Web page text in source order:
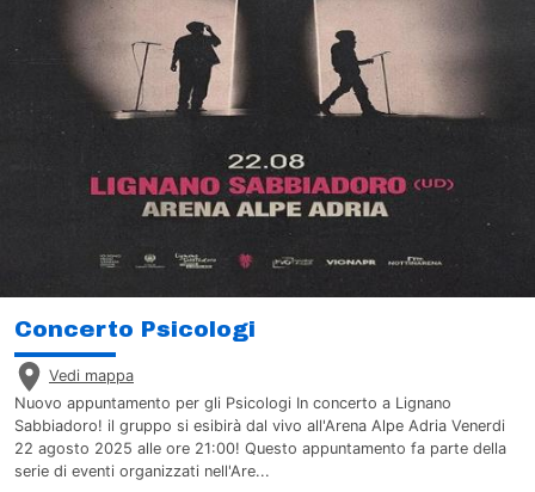
Concerto Psicologi
Vedi mappa
Nuovo appuntamento per gli Psicologi In concerto a Lignano
Sabbiadoro! il gruppo si esibirà dal vivo all'Arena Alpe Adria Venerdi
22 agosto 2025 alle ore 21:00! Questo appuntamento fa parte della
serie di eventi organizzati nell'Are...